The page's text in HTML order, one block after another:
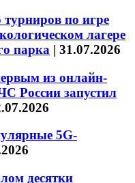
турниров по игре
лагере
парка | 31.07.2026
из онлайн-
России запустил
5G-
десятки